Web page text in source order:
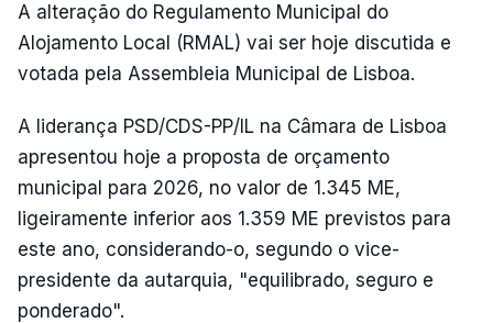
A alteração do Regulamento Municipal do
Alojamento Local (RMAL) vai ser hoje discutida e
votada pela Assembleia Municipal de Lisboa.
A liderança PSD/CDS-PP/IL na Câmara de Lisboa
apresentou hoje a proposta de orçamento
municipal para 2026, no valor de 1.345 ME,
ligeiramente inferior aos 1.359 ME previstos para
este ano, considerando-o, segundo o vice-
presidente da autarquia, "equilibrado, seguro e
ponderado".